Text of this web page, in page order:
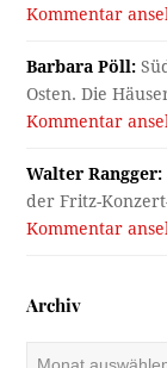
Kommentar
Barbara Pöll:
Osten. Die
Kommentar
Walter Rangger:
der Fritz-
Kommentar
Archiv